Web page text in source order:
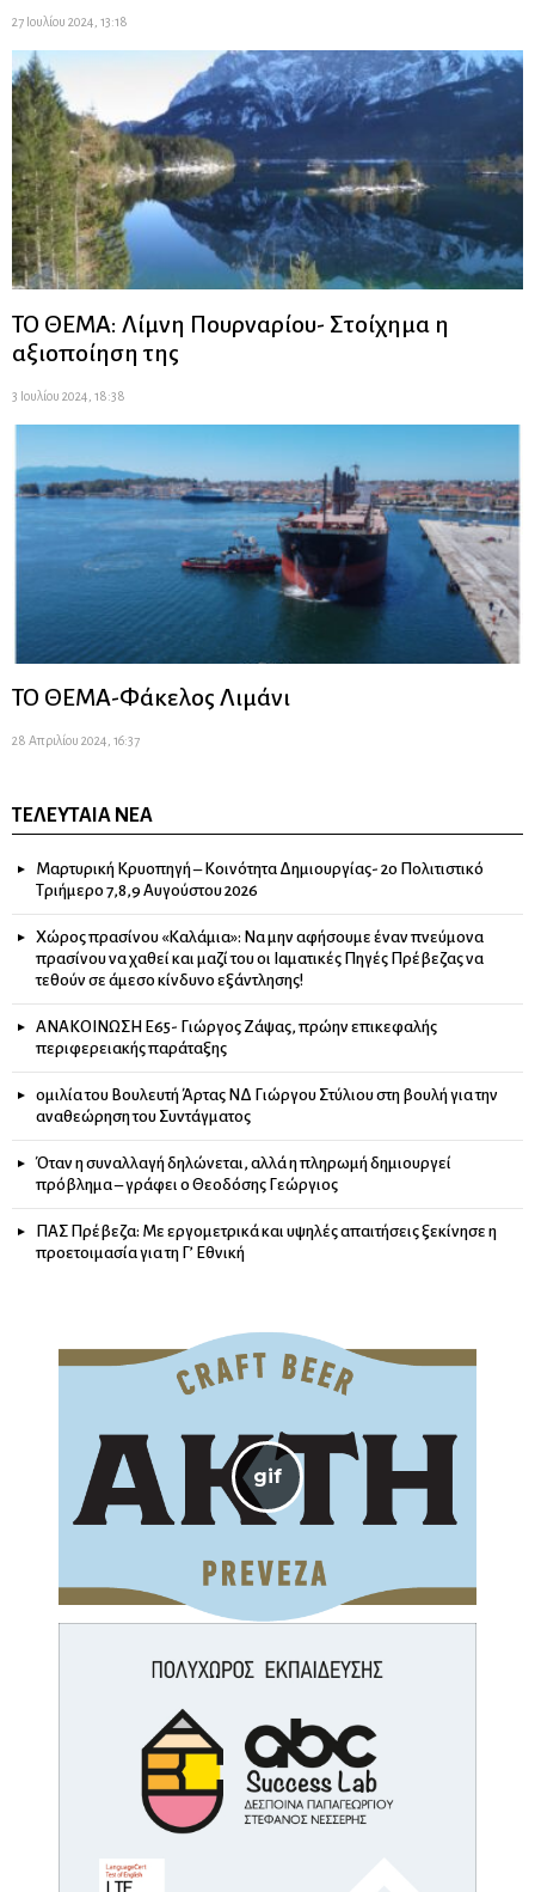
27 Ιουλίου 2024, 13:18
ΤΟ ΘΕΜΑ: Λίμνη Πουρναρίου- Στοίχημα η
αξιοποίηση της
3 Ιουλίου 2024, 18:38
ΤΟ ΘΕΜΑ-Φάκελος Λιμάνι
28 Απριλίου 2024, 16:37
ΤΕΛΕΥΤΑΊΑ ΝΈΑ
Μαρτυρική Κρυοπηγή – Κοινότητα Δημιουργίας- 2ο Πολιτιστικό
Τριήμερο 7,8,9 Αυγούστου 2026
Χώρος πρασίνου «Καλάμια»: Να μην αφήσουμε έναν πνεύμονα
πρασίνου να χαθεί και μαζί του οι Ιαματικές Πηγές Πρέβεζας να
τεθούν σε άμεσο κίνδυνο εξάντλησης!
ΑΝΑΚΟΙΝΩΣΗ Ε65- Γιώργος Ζάψας, πρώην επικεφαλής
περιφερειακής παράταξης
ομιλία του Βουλευτή Άρτας ΝΔ Γιώργου Στύλιου στη βουλή για την
αναθεώρηση του Συντάγματος
Όταν η συναλλαγή δηλώνεται, αλλά η πληρωμή δημιουργεί
πρόβλημα – γράφει ο Θεοδόσης Γεώργιος
ΠΑΣ Πρέβεζα: Με εργομετρικά και υψηλές απαιτήσεις ξεκίνησε η
προετοιμασία για τη Γ’ Εθνική